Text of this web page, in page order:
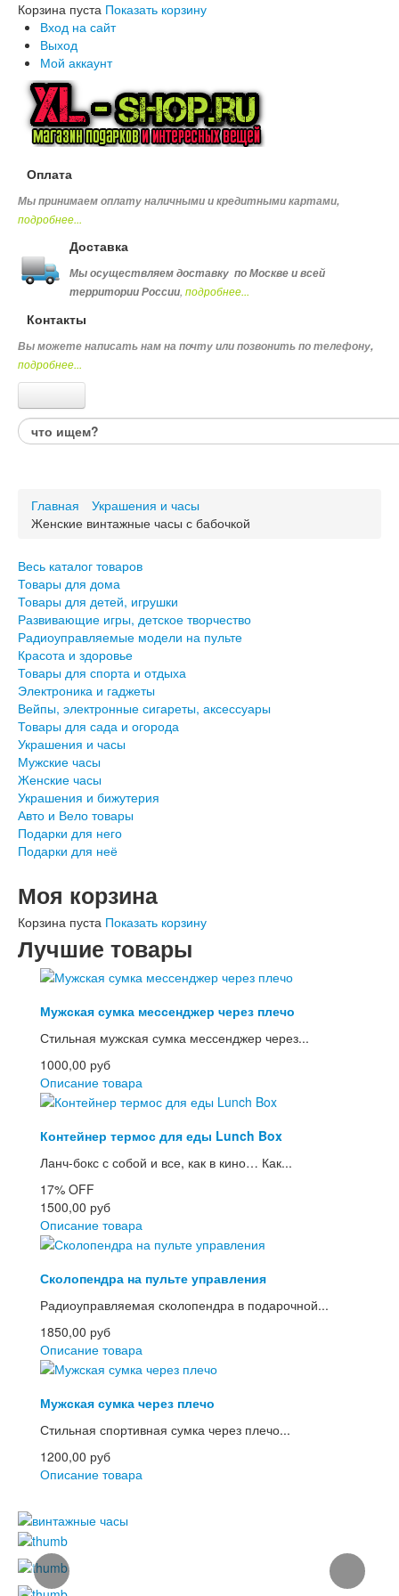
Корзина пуста Показать корзину
Вход на сайт
Выход
Мой аккаунт
Оплата
Мы принимаем оплату наличными и кредитными картами,
подробнее...
Доставка
Мы осуществляем доставку по Москве и всей
территории России, подробнее...
Контакты
Вы можете написать нам на почту или позвонить по телефону,
подробнее...
Каталог товаров
Товары для детей, игрушки
Развивающие игры, детское творчество
Красота и здоровье
Товары для спорта и отдыха
Электроника и гаджеты
Вейпы, электронные сигареты, аксессуары
Товары для сада и огорода
Украшения и часы
Мужские часы
Женские часы
Украшения и бижутерия
Авто и Вело товары
Подарки для него
Подарки для неё
Главная
Украшения и часы
Женские винтажные часы с бабочкой
Весь каталог товаров
Товары для дома
Товары для детей, игрушки
Развивающие игры, детское творчество
Радиоуправляемые модели на пульте
Красота и здоровье
Товары для спорта и отдыха
Электроника и гаджеты
Вейпы, электронные сигареты, аксессуары
Товары для сада и огорода
Украшения и часы
Мужские часы
Женские часы
Украшения и бижутерия
Авто и Вело товары
Подарки для него
Подарки для неё
Моя корзина
Корзина пуста Показать корзину
Лучшие товары
Мужская сумка мессенджер через плечо
Стильная мужская сумка мессенджер через...
1000,00 руб
Описание товара
Контейнер термос для еды Lunch Box
Ланч-бокс с собой и все, как в кино… Как...
17% OFF
1500,00 руб
Описание товара
Сколопендра на пульте управления
Радиоуправляемая сколопендра в подарочной...
1850,00 руб
Описание товара
Мужская сумка через плечо
Стильная спортивная сумка через плечо...
1200,00 руб
Описание товара